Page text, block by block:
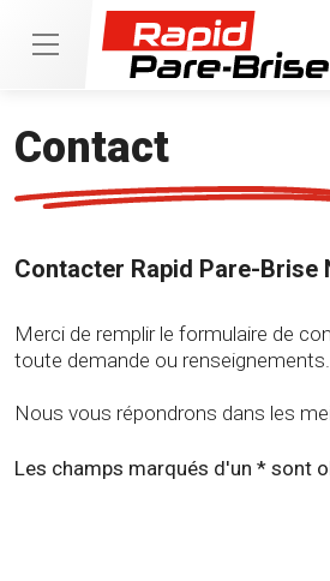
Contact
Contacter Rapid Pare-Brise
Merci de remplir le formulaire de
toute demande ou renseignements.
Nous vous répondrons dans les
Les champs marqués d'un * sont